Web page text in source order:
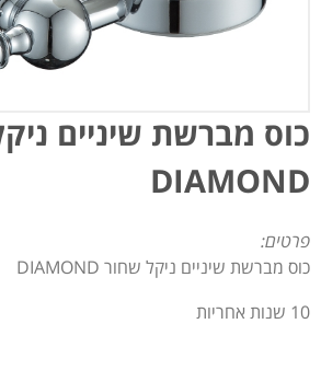
כוס מברשת שיניים
DIAMOND
פרטים:
כוס מברשת שיניים ניקל שחור DIAMOND
10 שנות אחריות